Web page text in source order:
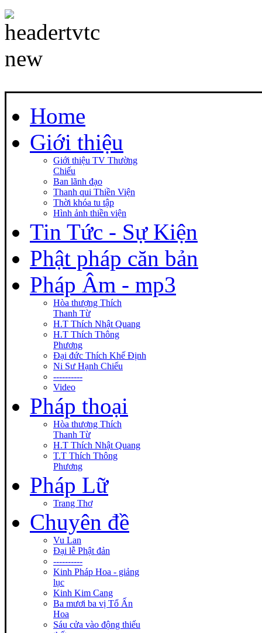
Home
Giới thiệu
Giới thiệu TV Thường
Chiếu
Ban lãnh đạo
Thanh qui Thiền Viện
Thời khóa tu tập
Hình ảnh thiền viện
Tin Tức - Sự Kiện
Phật pháp căn bản
Pháp Âm - mp3
Hòa thượng Thích
Thanh Từ
H.T Thích Nhật Quang
H.T Thích Thông
Phương
Đại đức Thích Khế Định
Ni Sư Hạnh Chiếu
----------
Video
Pháp thoại
Hòa thượng Thích
Thanh Từ
H.T Thích Nhật Quang
T.T Thích Thông
Phương
Pháp Lữ
Trang Thơ
Chuyên đề
Vu Lan
Đại lễ Phật đản
----------
Kinh Pháp Hoa - giảng
lục
Kinh Kim Cang
Ba mươi ba vị Tổ Ấn
Hoa
Sáu cửa vào động thiếu